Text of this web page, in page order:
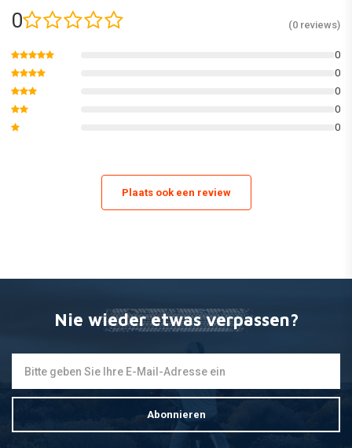
0 (0 reviews)
0
0
0
0
0
Plaats ook een review
Nie wieder etwas verpassen?
Abonnieren